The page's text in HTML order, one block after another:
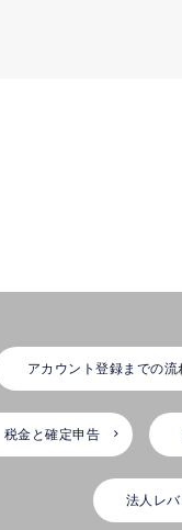
アカウント登録までの流
税金と確定申告
法人レ